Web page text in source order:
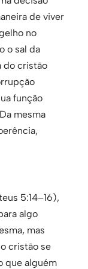
de viver
no
o sal da
do cristão
função
mesma
5:14–16),
algo
mas
cristão se
que alguém